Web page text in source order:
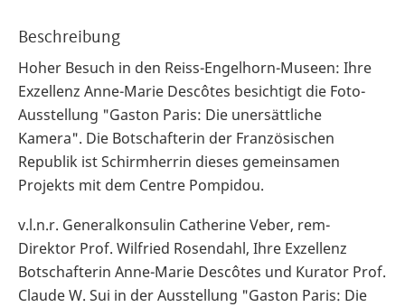
Beschreibung
Hoher Besuch in den Reiss-Engelhorn-Museen: Ihre
Exzellenz Anne-Marie Descôtes besichtigt die Foto-
Ausstellung "Gaston Paris: Die unersättliche
Kamera". Die Botschafterin der Französischen
Republik ist Schirmherrin dieses gemeinsamen
Projekts mit dem Centre Pompidou.
v.l.n.r. Generalkonsulin Catherine Veber, rem-
Direktor Prof. Wilfried Rosendahl, Ihre Exzellenz
Botschafterin Anne-Marie Descôtes und Kurator Prof.
Claude W. Sui in der Ausstellung "Gaston Paris: Die